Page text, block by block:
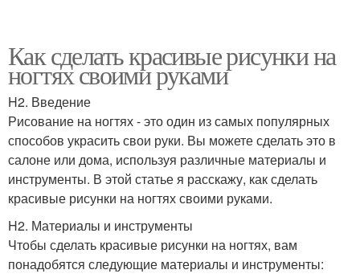
Как сделать красивые рисунки на
ногтях своими руками
H2. Введение
Рисование на ногтях - это один из самых популярных
способов украсить свои руки. Вы можете сделать это в
салоне или дома, используя различные материалы и
инструменты. В этой статье я расскажу, как сделать
красивые рисунки на ногтях своими руками.
H2. Материалы и инструменты
Чтобы сделать красивые рисунки на ногтях, вам
понадобятся следующие материалы и инструменты: